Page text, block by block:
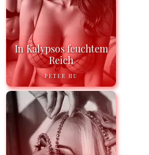
In Kalypsos feuchtem
Reich
PETER HU